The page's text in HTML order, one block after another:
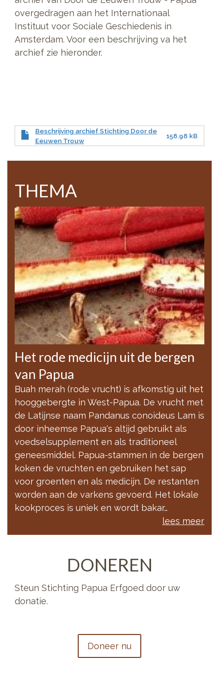
overgedragen aan het Internationaal
Instituut voor Sociale Geschiedenis in
Amsterdam. Voor een beschrijving va het
archief zie hieronder.
Beschrijving archief Stichting Door de
Eeuwen Trouw
158.98 kB
THEMA
Het rode medicijn uit de bergen
van Papua
Buah merah (rode vrucht) is afkomstig uit het
hooggebergte in West-Papua. De vrucht met
de Latijnse naam Pandanus conoideus Lam is
door inheemse Papua's altijd gebruikt als
voedselsupplement en als traditioneel
geneesmiddel. Papua-stammen in de bergen
koken de vruchten en gebruiken het sap
voor groenten en als medicijn. De restanten
worden aan de varkens gevoerd. Het lokale
kookproces is uniek en wordt bakar…
lees meer
DONEREN
Steun Stichting Papua Erfgoed door uw
donatie.
Doneer nu